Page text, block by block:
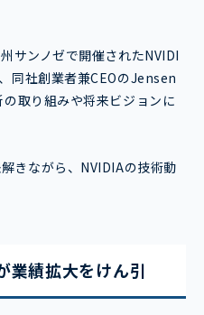
サンノゼで開催されたNVIDI
同社創業者兼CEOのJensen
取り組みや将来ビジョンに
きながら、NVIDIAの技術動
績拡大をけん引